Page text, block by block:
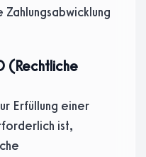
(Rechtliche
Erfüllung einer
ist,